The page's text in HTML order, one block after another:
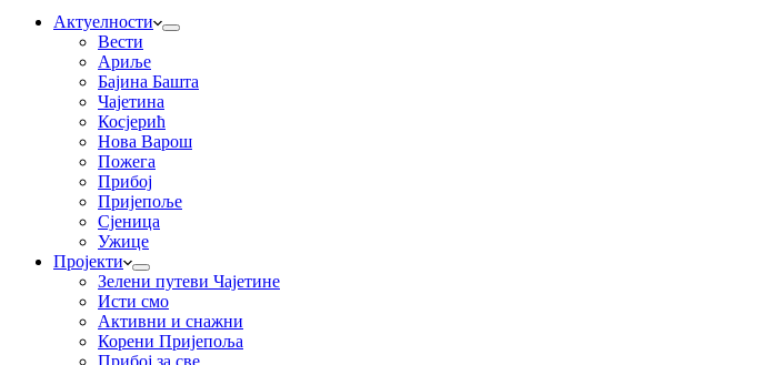
Актуелности
Вести
Ариље
Бајина Башта
Чајетина
Косјерић
Нова Варош
Пожега
Прибој
Пријепоље
Сјеница
Ужице
Пројекти
Зелени путеви Чајетине
Исти смо
Активни и снажни
Корени Пријепоља
Прибој за све